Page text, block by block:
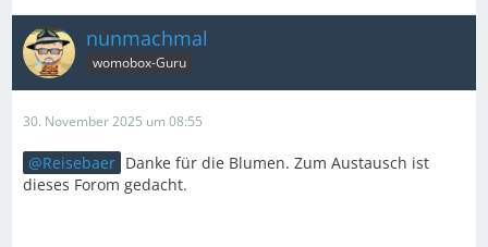
nunmachmal
womobox-Guru
30. November 2025 um 08:55
Reisebaer Danke für die Blumen. Zum Austausch ist
dieses Forom gedacht.